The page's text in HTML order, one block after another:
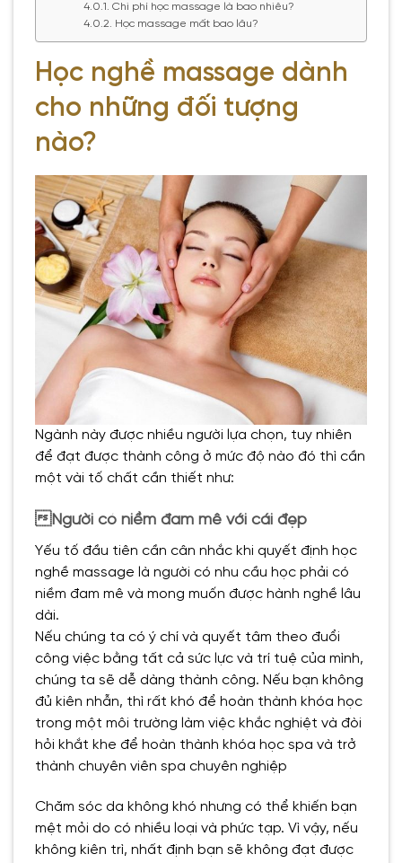
Chi phí học massage là bao nhiêu?
Học massage mất bao lâu?
Học nghề massage dành
cho những đối tượng
nào?
Ngành này được nhiều người lựa chọn, tuy nhiên
để đạt được thành công ở mức độ nào đó thì cần
một vài tố chất cần thiết như:
Người có niềm đam mê với cái đẹp
Yếu tố đầu tiên cần cân nhắc khi quyết định học
nghề massage là người có nhu cầu học phải có
niềm đam mê và mong muốn được hành nghề lâu
dài.
Nếu chúng ta có ý chí và quyết tâm theo đuổi
công việc bằng tất cả sức lực và trí tuệ của mình,
chúng ta sẽ dễ dàng thành công. Nếu bạn không
đủ kiên nhẫn, thì rất khó để hoàn thành khóa học
trong một môi trường làm việc khắc nghiệt và đòi
hỏi khắt khe để hoàn thành khóa học spa và trở
thành chuyên viên spa chuyên nghiệp
Chăm sóc da không khó nhưng có thể khiến bạn
mệt mỏi do có nhiều loại và phức tạp. Vì vậy, nếu
không kiên trì, nhất định bạn sẽ không đạt được